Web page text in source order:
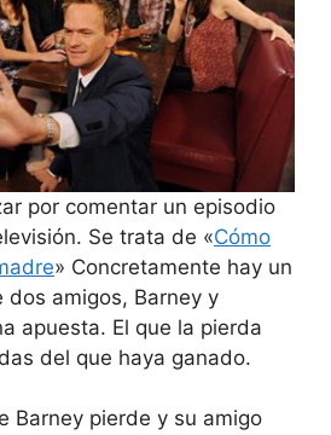
por comentar un episodio
Se trata de «Cómo
» Concretamente hay un
dos amigos, Barney y
apuesta. El que la pierda
del que haya ganado.
Barney pierde y su amigo